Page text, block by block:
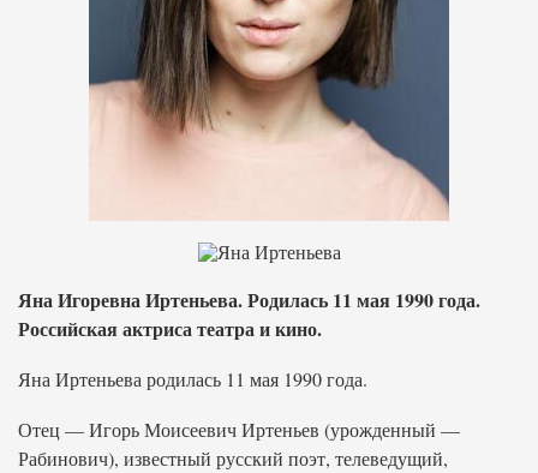
Яна Игоревна Иртеньева. Родилась 11 мая 1990 года.
Российская актриса театра и кино.
Яна Иртеньева родилась 11 мая 1990 года.
Отец — Игорь Моисеевич Иртеньев (урожденный —
Рабинович), известный русский поэт, телеведущий,